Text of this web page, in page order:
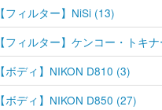
【フィルター】NiSi (13)
【フィルター】ケンコー・トキ
【ボディ】NIKON D810 (3)
【ボディ】NIKON D850 (27)